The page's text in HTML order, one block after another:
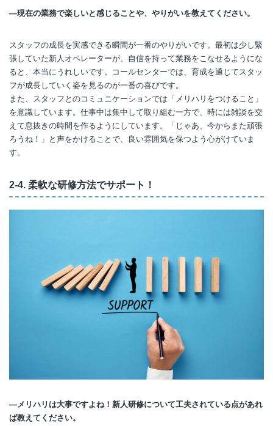
―現在の業務で楽しいと感じることや、やりがいを教えてください。
スタッフの成長を実感できる瞬間が一番のやりがいです。最初は少し緊
張していた新人オペレーターが、自信を持って業務をこなせるようにな
ると、本当にうれしいです。コールセンターでは、育成を通じてスタッ
フが成長していく姿を見るのが一番の喜びです。
また、スタッフとのコミュニケーションでは「メリハリをつけること」
を意識しています。仕事中は集中して取り組む一方で、時には雑談を交
えて息抜きの時間を作るようにしています。「じゃあ、今からまた頑張
ろうね！」と声をかけることで、良い雰囲気を保つよう心がけていま
す。
2-4. 柔軟な研修方法でサポート！
―メリハリは大事ですよね！新人研修について工夫されている点があれ
ば教えてください。